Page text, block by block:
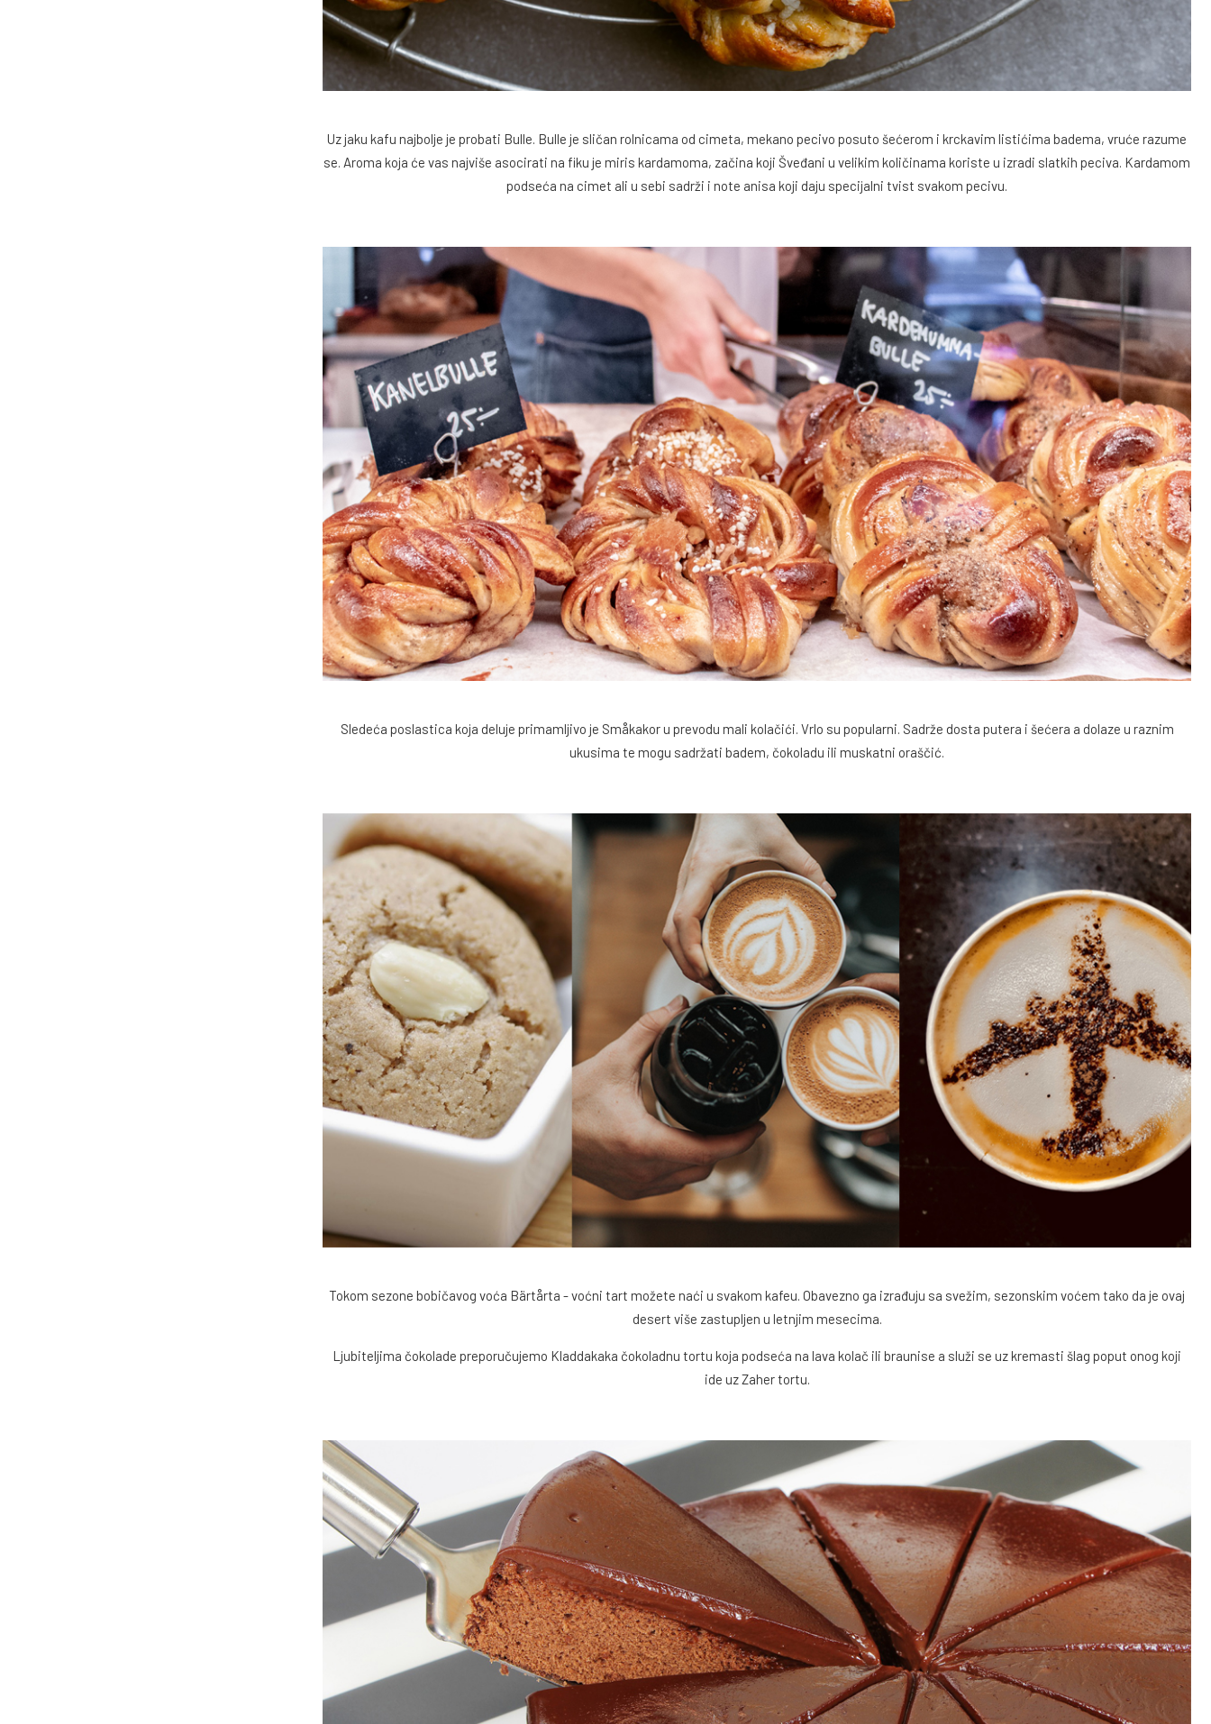
Uz jaku kafu najbolje je probati Bulle. Bulle je sličan rolnicama od cimeta, mekano pecivo posuto šećerom i krckavim listićima badema, vruće razume
se. Aroma koja će vas najviše asocirati na fiku je miris kardamoma, začina koji Šveđani u velikim količinama koriste u izradi slatkih peciva. Kardamom
podseća na cimet ali u sebi sadrži i note anisa koji daju specijalni tvist svakom pecivu.
Sledeća poslastica koja deluje primamljivo je Småkakor u prevodu mali kolačići. Vrlo su popularni. Sadrže dosta putera i šećera a dolaze u raznim
ukusima te mogu sadržati badem, čokoladu ili muskatni oraščić.
Tokom sezone bobičavog voća Bärtårta - voćni tart možete naći u svakom kafeu. Obavezno ga izrađuju sa svežim, sezonskim voćem tako da je ovaj
desert više zastupljen u letnjim mesecima.
Ljubiteljima čokolade preporučujemo Kladdakaka čokoladnu tortu koja podseća na lava kolač ili braunise a služi se uz kremasti šlag poput onog koji
ide uz Zaher tortu.